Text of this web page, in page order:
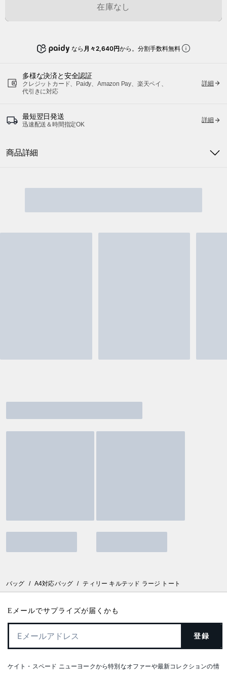
在庫なし
なら 月々2,640円から。分割手数料無料
多様な決済と安全認証
クレジットカード、Paidy、Amazon Pay、楽天ペイ、
代引きに対応
詳細
最短翌日発送
迅速配送＆時間指定OK
詳細
商品詳細
バッグ / A4対応バッグ / ティリー キルテッド ラージ トート
Eメールでサプライズが届くかも
登録
ケイト・スペード ニューヨークから特別なオファーや最新コレクションの情